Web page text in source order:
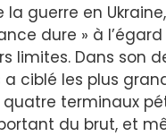
la guerre en
dure » à
limites. Dans son
a ciblé les plus
quatre terminaux
du brut, et